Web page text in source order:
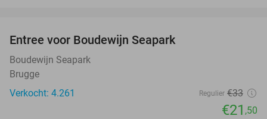
Entree voor Boudewijn Seapark
Boudewijn Seapark
Brugge
Verkocht: 4.261
Regulier €33
€21 ,50